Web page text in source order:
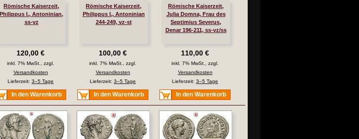
Römische Kaiserzeit,
Philippus I., Antoninian,
ss-vz
120,00 €
inkl. 7% MwSt., zzgl.
Versandkosten
Lieferzeit: 3–5 Tage
In den Warenkorb
Römische Kaiserzeit,
Philippus I., Antoninian
244-249, vz-st
100,00 €
inkl. 7% MwSt., zzgl.
Versandkosten
Lieferzeit: 3–5 Tage
In den Warenkorb
Römische Kaiserzeit,
Julia Domna, Frau des
Septimius Severus,
Denar 196-211, ss-vz/ss
110,00 €
inkl. 7% MwSt., zzgl.
Versandkosten
Lieferzeit: 3–5 Tage
In den Warenkorb